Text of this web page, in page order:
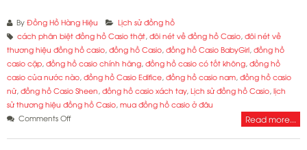
By Đồng Hồ Hàng Hiệu
Lịch sử đồng hồ
cách phân biệt đồng hồ Casio thật, đôi nét về đồng hồ Casio, đôi nét về
thương hiệu đồng hồ casio, đồng hồ Casio, đồng hồ Casio BabyGirl, đồng hồ
casio cặp, đồng hồ casio chính hãng, đồng hồ casio có tốt không, đồng hồ
casio của nước nào, đồng hồ Casio Edifice, đồng hồ casio nam, đồng hồ casio
nữ, đồng hồ Casio Sheen , đồng hồ casio xách tay, Lịch sử đồng hồ Casio, lịch
sử thương hiệu đồng hồ Casio, mua đồng hồ casio ở đâu
Comments Offon
Read more...